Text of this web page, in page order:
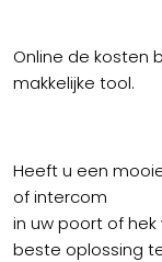
Online de kosten
makkelijke tool.
Heeft u een
of intercom
in uw poort of
beste oplossing